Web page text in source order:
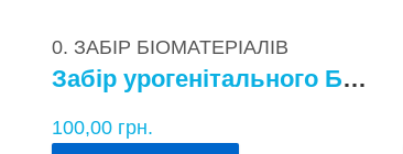
0. ЗАБІР БІОМАТЕРІАЛІВ
Забір урогенітального БМ у чоловіків
100,00 грн.